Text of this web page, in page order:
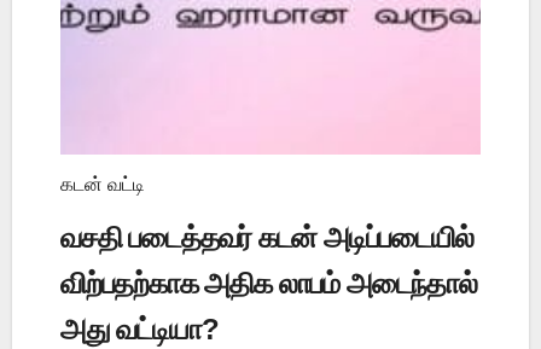
கடன் வட்டி
வசதி படைத்தவர் கடன் அடிப்படையில்
விற்பதற்காக அதிக லாபம் அடைந்தால்
அது வட்டியா?